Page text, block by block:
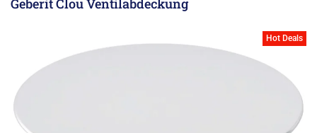
Geberit Clou Ventilabdeckung
Hot Deals